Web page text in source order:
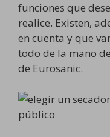
funciones que
realice. Existen,
en cuenta y que
todo de la mano
de Eurosanic.